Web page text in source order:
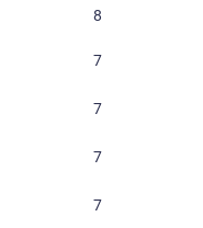
8
7
7
7
7